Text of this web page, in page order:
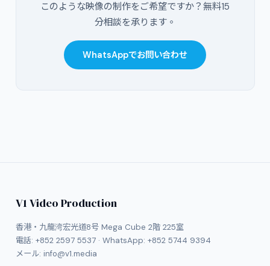
このような映像の制作をご希望ですか？無料15
分相談を承ります。
WhatsAppでお問い合わせ
V1 Video Production
香港・九龍湾宏光道8号 Mega Cube 2階 225室
電話: +852 2597 5537· WhatsApp: +852 5744 9394
メール: info@v1.media